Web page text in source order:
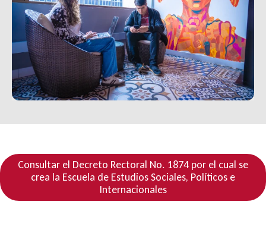
Consultar el Decreto Rectoral No. 1874 por el cual se
crea la Escuela de Estudios Sociales, Políticos e
Internacionales